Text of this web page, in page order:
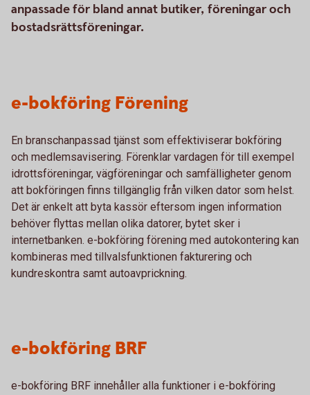
anpassade för bland annat butiker, föreningar och
bostadsrättsföreningar.
e-bokföring Förening
En branschanpassad tjänst som effektiviserar bokföring
och medlemsavisering. Förenklar vardagen för till exempel
idrottsföreningar, vägföreningar och samfälligheter genom
att bokföringen finns tillgänglig från vilken dator som helst.
Det är enkelt att byta kassör eftersom ingen information
behöver flyttas mellan olika datorer, bytet sker i
internetbanken. e-bokföring förening med autokontering kan
kombineras med tillvalsfunktionen fakturering och
kundreskontra samt autoavprickning.
e-bokföring BRF
e-bokföring BRF innehåller alla funktioner i e-bokföring